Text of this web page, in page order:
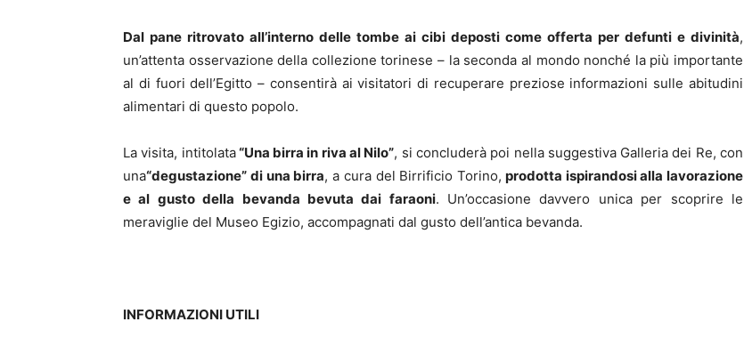
Dal pane ritrovato all’interno delle tombe ai cibi deposti come offerta per defunti e divinità,
un’attenta osservazione della collezione torinese – la seconda al mondo nonché la più importante
al di fuori dell’Egitto – consentirà ai visitatori di recuperare preziose informazioni sulle abitudini
alimentari di questo popolo.
La visita, intitolata“Una birra in riva al Nilo”, si concluderà poi nella suggestiva Galleria dei Re, con
una“degustazione” di una birra, a cura del Birrificio Torino, prodotta ispirandosi alla lavorazione
e al gusto della bevanda bevuta dai faraoni. Un’occasione davvero unica per scoprire le
meraviglie del Museo Egizio, accompagnati dal gusto dell’antica bevanda.
INFORMAZIONI UTILI